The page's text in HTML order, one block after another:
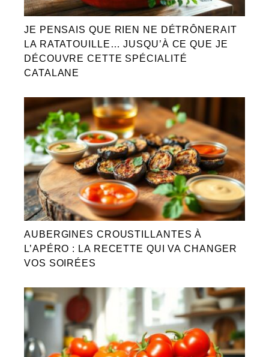
JE PENSAIS QUE RIEN NE DÉTRÔNERAIT
LA RATATOUILLE… JUSQU’À CE QUE JE
DÉCOUVRE CETTE SPÉCIALITÉ
CATALANE
AUBERGINES CROUSTILLANTES À
L’APÉRO : LA RECETTE QUI VA CHANGER
VOS SOIRÉES